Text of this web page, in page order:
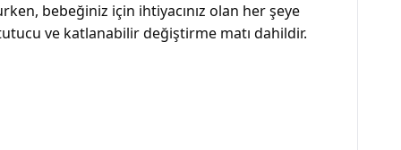
bebeğiniz için ihtiyacınız olan her şeye
ve katlanabilir değiştirme matı dahildir.